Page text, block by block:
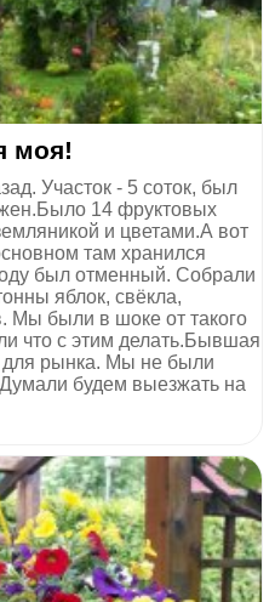
моя!
Участок - 5 соток, был
14 фруктовых
и цветами.А вот
там хранился
был отменный. Собрали
яблок, свёкла,
Мы были в шоке от такого
что с этим делать.Бывшая
для рынка. Мы не были
будем выезжать на